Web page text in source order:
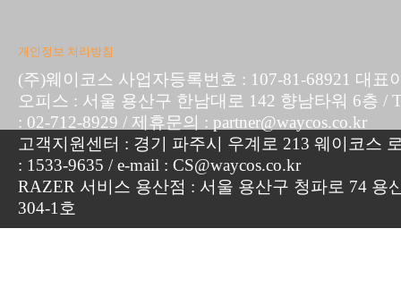
개인정보 처리방침
(주)웨이코스 사업자등록번호 : 107-81-68921 대표
오피스 : 서울 용산구 한남대로 142 향남타워 6층 /
: 02-712-8929 / 제휴문의 : partner@waycos.co.kr
고객지원센터 : 경기 파주시 우계로 213 웨이코스
: 1533-9635 / e-mail : CS@waycos.co.kr
RAZER 서비스 용산점 : 서울 용산구 청파로 74 용
304-1호